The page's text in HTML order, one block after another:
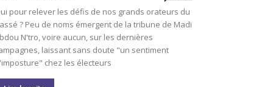
pour relever les défis de nos grands orateurs du
? Peu de noms émergent de la tribune de Madi
N'tro, voire aucun, sur les dernières
laissant sans doute "un sentiment
chez les électeurs